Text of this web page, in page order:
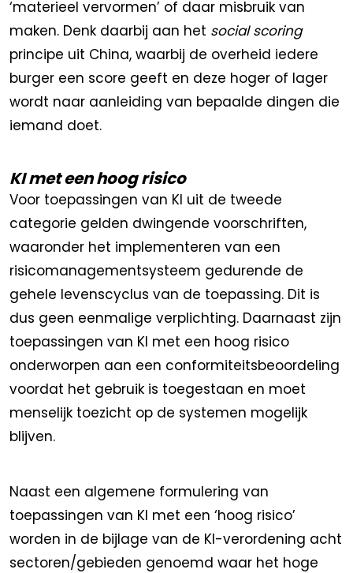
‘materieel vervormen’ of daar misbruik van
maken. Denk daarbij aan het social scoring
principe uit China, waarbij de overheid iedere
burger een score geeft en deze hoger of lager
wordt naar aanleiding van bepaalde dingen die
iemand doet.
KI met een hoog risico
Voor toepassingen van KI uit de tweede
categorie gelden dwingende voorschriften,
waaronder het implementeren van een
risicomanagementsysteem gedurende de
gehele levenscyclus van de toepassing. Dit is
dus geen eenmalige verplichting. Daarnaast zijn
toepassingen van KI met een hoog risico
onderworpen aan een conformiteitsbeoordeling
voordat het gebruik is toegestaan en moet
menselijk toezicht op de systemen mogelijk
blijven.
Naast een algemene formulering van
toepassingen van KI met een ‘hoog risico’
worden in de bijlage van de KI-verordening acht
sectoren/gebieden genoemd waar het hoge